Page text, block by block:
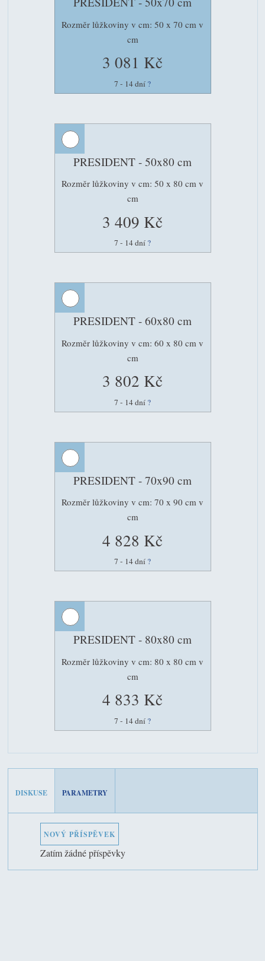
Rozměr lůžkoviny v cm: 50 x 70 cm v
cm
3 081 Kč
7 - 14 dní ?
PRESIDENT - 50x80 cm
Rozměr lůžkoviny v cm: 50 x 80 cm v
cm
3 409 Kč
7 - 14 dní ?
PRESIDENT - 60x80 cm
Rozměr lůžkoviny v cm: 60 x 80 cm v
cm
3 802 Kč
7 - 14 dní ?
PRESIDENT - 70x90 cm
Rozměr lůžkoviny v cm: 70 x 90 cm v
cm
4 828 Kč
7 - 14 dní ?
PRESIDENT - 80x80 cm
Rozměr lůžkoviny v cm: 80 x 80 cm v
cm
4 833 Kč
7 - 14 dní ?
DISKUSE PARAMETRY
NOVÝ PŘÍSPĚVEK
Zatím žádné příspěvky